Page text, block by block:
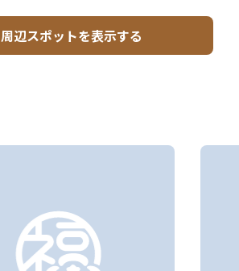
周辺スポットを表示する